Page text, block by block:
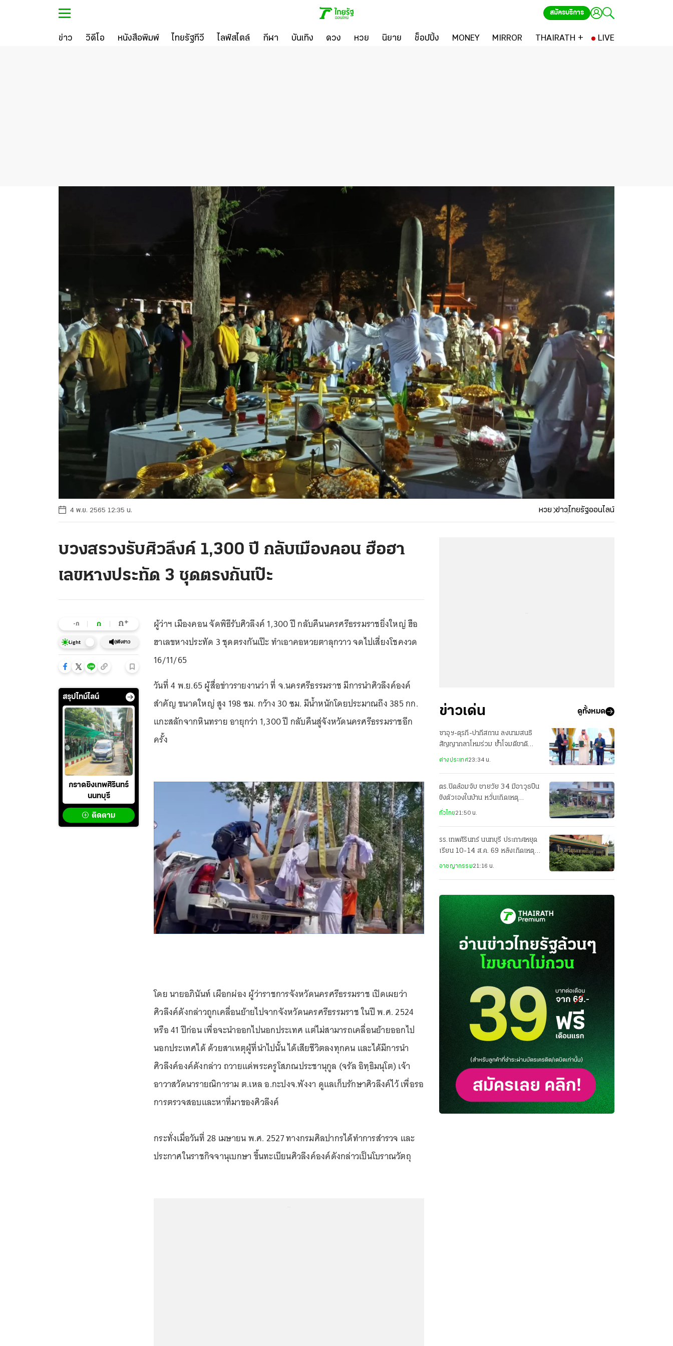
สมัครบริการ
ข่าว วิดีโอ หนังสือพิมพ์ ไทยรัฐทีวี ไลฟ์สไตล์ กีฬา บันเทิง ดวง หวย นิยาย ช็อปปิ้ง MONEY MIRROR THAIRATH + LIVE
4 พ.ย. 2565 12:35 น. หวย ข่าวไทยรัฐออนไลน์
บวงสรวงรับศิวลึงค์ 1,300 ปี กลับเมืองคอน ฮือฮา
เลขหางประทัด 3 ชุดตรงกันเป๊ะ
-ก ก ก+
Light ฟังข่าว
สรุปไทม์ไลน์
กราดยิงเทพศิรินทร์
นนทบุรี
ติดตาม
ผู้ว่าฯ เมืองคอน จัดพิธีรับศิวลึงค์ 1,300 ปี กลับคืนนครศรีธรรมราชยิ่งใหญ่ ฮือ
ฮาเลขหางประทัด 3 ชุดตรงกันเป๊ะ ทำเอาคอหวยตาลุกวาว จดไปเสี่ยงโชคงวด
16/11/65
วันที่ 4 พ.ย.65 ผู้สื่อข่าวรายงานว่า ที่ จ.นครศรีธรรมราช มีการนำศิวลึงค์องค์
สำคัญ ขนาดใหญ่ สูง 198 ซม. กว้าง 30 ซม. มีน้ำหนักโดยประมาณถึง 385 กก.
แกะสลักจากหินทราย อายุกว่า 1,300 ปี กลับคืนสู่จังหวัดนครศรีธรรมราชอีก
ครั้ง
โดย นายอภินันท์ เผือกผ่อง ผู้ว่าราชการจังหวัดนครศรีธรรมราช เปิดเผยว่า
ศิวลึงค์ดังกล่าวถูกเคลื่อนย้ายไปจากจังหวัดนครศรีธรรมราช ในปี พ.ศ. 2524
หรือ 41 ปีก่อน เพื่อจะนำออกไปนอกประเทศ แต่ไม่สามารถเคลื่อนย้ายออกไป
นอกประเทศได้ ด้วยสาเหตุผู้ที่นำไปนั้น ได้เสียชีวิตลงทุกคน และได้มีการนำ
ศิวลึงค์องค์ดังกล่าว ถวายแด่พระครูโสภณประชานุกูล (จรัล อิทฺธิมนุโต) เจ้า
อาวาสวัดนารายณิการาม ต.เหล อ.กะปงจ.พังงา ดูแลเก็บรักษาศิวลึงค์ไว้ เพื่อรอ
การตรวจสอบและหาที่มาของศิวลึงค์
กระทั่งเมื่อวันที่ 28 เมษายน พ.ศ. 2527 ทางกรมศิลปากรได้ทำการสำรวจ และ
ประกาศในราชกิจจานุเบกษา ขึ้นทะเบียนศิวลึงค์องค์ดังกล่าวเป็นโบราณวัตถุ
ข่าวเด่น ดูทั้งหมด
ซาอุฯ-ตุรกี-ปากีสถาน ลงนามสนธิ
สัญญากลาโหมร่วม ย้ำโจมตีชาติ
เดียวเท่ากับโจมตีทั้ง 3 ประเทศ
ต่างประเทศ23:34 น.
ตร.ปิดล้อมจับ ชายวัย 34 มีอาวุธปืน
ขังตัวเองในบ้าน หวั่นเกิดเหตุ
อันตราย
ทั่วไทย21:50 น.
รร.เทพศิรินทร์ นนทบุรี ประกาศหยุด
เรียน 10-14 ส.ค. 69 หลังเกิดเหตุก
อาชญากรรม21:16 น.